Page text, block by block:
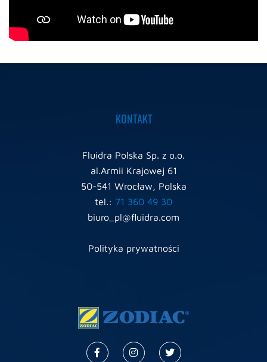
KONTAKT
Fluidra Polska Sp. z o.o.
al.Armii Krajowej 61
50-541 Wrocław, Polska
tel.: 71 360 49 30
biuro_pl@fluidra.com
Polityka prywatności